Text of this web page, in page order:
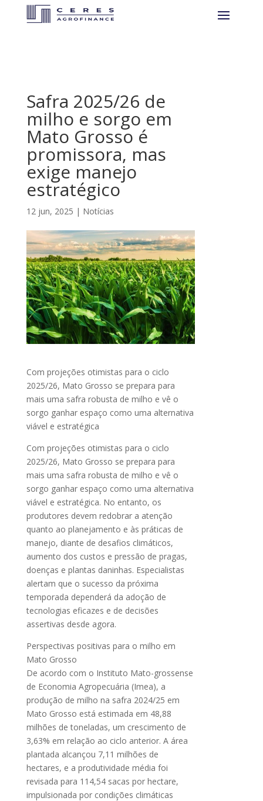
Safra 2025/26 de
milho e sorgo em
Mato Grosso é
promissora, mas
exige manejo
estratégico
12 jun, 2025 | Notícias
Com projeções otimistas para o ciclo
2025/26, Mato Grosso se prepara para
mais uma safra robusta de milho e vê o
sorgo ganhar espaço como uma alternativa
viável e estratégica
Com projeções otimistas para o ciclo
2025/26, Mato Grosso se prepara para
mais uma safra robusta de milho e vê o
sorgo ganhar espaço como uma alternativa
viável e estratégica. No entanto, os
produtores devem redobrar a atenção
quanto ao planejamento e às práticas de
manejo, diante de desafios climáticos,
aumento dos custos e pressão de pragas,
doenças e plantas daninhas. Especialistas
alertam que o sucesso da próxima
temporada dependerá da adoção de
tecnologias eficazes e de decisões
assertivas desde agora.
Perspectivas positivas para o milho em
Mato Grosso
De acordo com o Instituto Mato-grossense
de Economia Agropecuária (Imea), a
produção de milho na safra 2024/25 em
Mato Grosso está estimada em 48,88
milhões de toneladas, um crescimento de
3,63% em relação ao ciclo anterior. A área
plantada alcançou 7,11 milhões de
hectares, e a produtividade média foi
revisada para 114,54 sacas por hectare,
impulsionada por condições climáticas